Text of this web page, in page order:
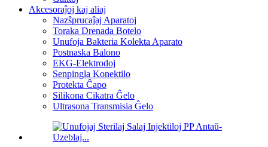
Akcesoraĵoj kaj aliaj
Nazŝprucaĵaj Aparatoj
Toraka Drenada Botelo
Unufoja Bakteria Kolekta Aparato
Postnaska Balono
EKG-Elektrodoj
Senpingla Konektilo
Protekta Ĉapo
Silikona Cikatra Ĝelo
Ultrasona Transmisia Ĝelo